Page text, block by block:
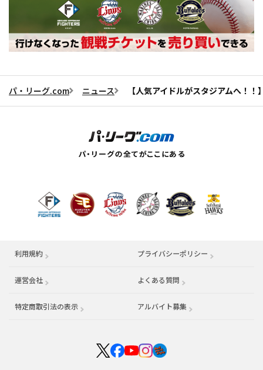
パ・リーグ.com ニュース 【人気アイドルがスタジアムへ！
利用規約 プライバシーポリシー
運営会社 （別ウィンドウで開く） よくある質問
特定商取引法の表示 アルバイト募集 （別ウィンドウで開く